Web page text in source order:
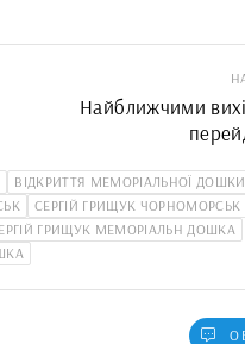
Найближчими
ВІДКРИТТЯ МЕМОРІАЛЬНОЇ
СЕРГІЙ ГРИЩУК ЧОРНОМОРСЬК
ГРИЩУК МЕМОРІАЛЬН ДОШКА